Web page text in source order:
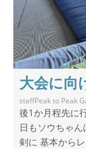
大会に向
staffPeak to Peak
後1か月程先に
日もソウちゃ
剣に 基本から